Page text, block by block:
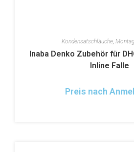
Kondensatschläuche,
Inaba Denko Zubehör für
Inline Falle
Preis nach